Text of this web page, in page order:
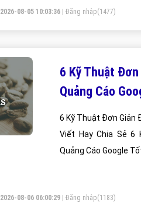
2026-08-05 10:03:36 Đăng nhập(1477)
6 Kỹ Thuật
Quảng Cáo
6 Kỹ Thuật Đơn Giản Để Tiết Kiệm Tiền Quảng Cáo Google? Bài
Viết Hay Chia Sẻ 6 Kỹ Thuật Đơn Giản
Quảng Cáo Google
2026-08-06 06:00:29 Đăng nhập(1183)